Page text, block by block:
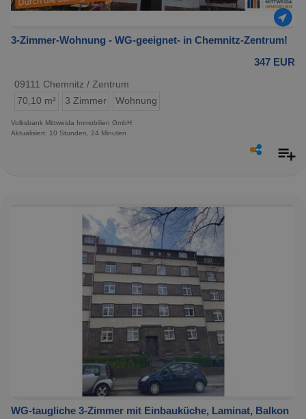
3-Zimmer-Wohnung - WG-geeignet- in Chemnitz-Zentrum!
347 EUR
09111 Chemnitz / Zentrum
70,10 m²
3 Zimmer Wohnung
Volksbank Mittweida Immobilien GmbH
Aktualisiert: 10 Stunden, 24 Minuten
WG-taugliche 3-Zimmer mit Einbauküche, Laminat, Balkon